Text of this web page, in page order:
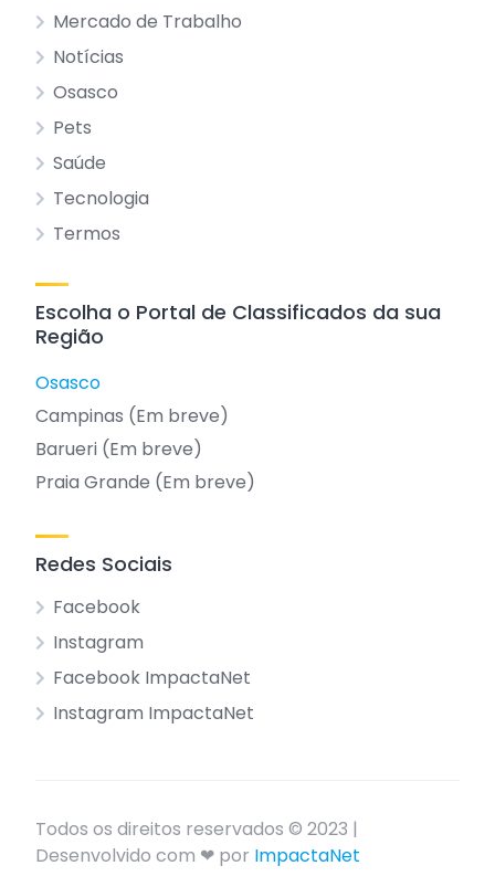
Mercado de Trabalho
Notícias
Osasco
Pets
Saúde
Tecnologia
Termos
Escolha o Portal de Classificados da sua
Região
Osasco
Campinas (Em breve)
Barueri (Em breve)
Praia Grande (Em breve)
Redes Sociais
Facebook
Instagram
Facebook ImpactaNet
Instagram ImpactaNet
Todos os direitos reservados © 2023 |
Desenvolvido com ❤ por ImpactaNet